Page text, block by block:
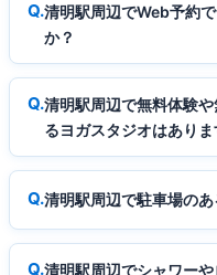
清明駅周辺でWeb予約
か？
清明駅周辺で無料体験
るヨガスタジオはありま
清明駅周辺で駐車場の
清明駅周辺でシャワー